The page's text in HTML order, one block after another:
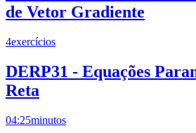
de Vetor Gradiente
4exercícios
DERP31 - Equações
Reta
04:25minutos